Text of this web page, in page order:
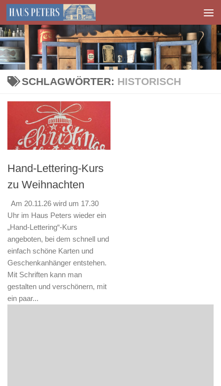
Zum Inhalt springen
SCHLAGWÖRTER: HISTORISCH
Hand-Lettering-Kurs
zu Weihnachten
Am 20.11.26 wird um 17.30
Uhr im Haus Peters wieder ein
„Hand-Lettering“-Kurs
angeboten, bei dem schnell und
einfach schöne Karten und
Geschenkanhänger entstehen.
Mit Schriften kann man
gestalten und verschönern, mit
ein paar...